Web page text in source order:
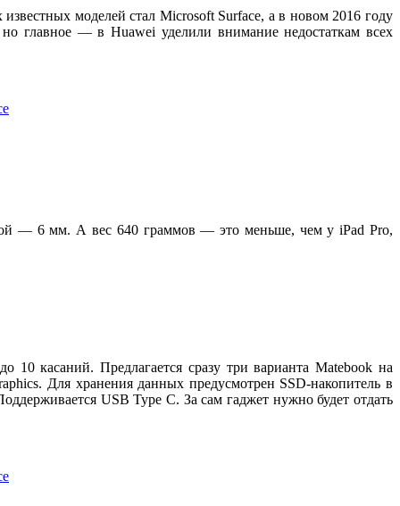
моделей стал Microsoft Surface, а в новом 2016 году
главное — в Huawei уделили внимание недостаткам всех
— 6 мм. А вес 640 граммов — это меньше, чем у iPad Pro,
касаний. Предлагается сразу три варианта Matebook на
Для хранения данных предусмотрен SSD-накопитель в
USB Type C. За сам гаджет нужно будет отдать